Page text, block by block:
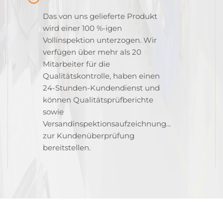
Das von uns gelieferte Produkt
wird einer 100 %-igen
Vollinspektion unterzogen. Wir
verfügen über mehr als 20
Mitarbeiter für die
Qualitätskontrolle, haben einen
24-Stunden-Kundendienst und
können Qualitätsprüfberichte
sowie
Versandinspektionsaufzeichnungen
zur Kundenüberprüfung
bereitstellen.